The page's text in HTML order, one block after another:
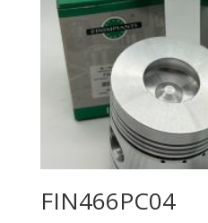
FIN466PC04